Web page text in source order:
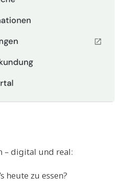
– digital und real:
heute zu essen?